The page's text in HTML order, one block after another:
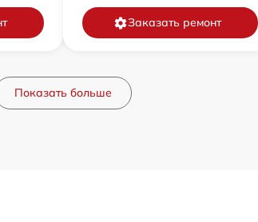
Заказать ремонт
Показать больше